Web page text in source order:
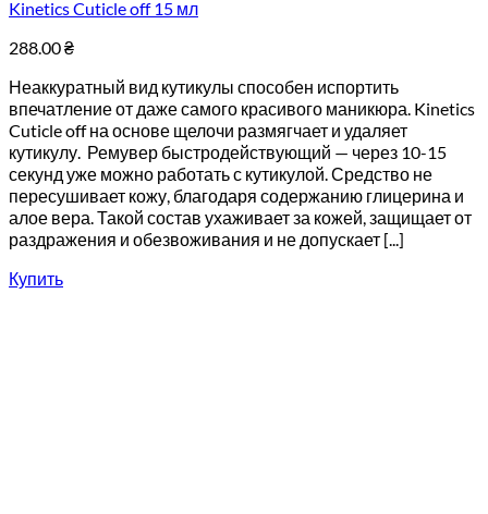
Kinetics Cuticle off 15 мл
288.00₴
Неаккуратный вид кутикулы способен испортить
впечатление от даже самого красивого маникюра. Kinetics
Cuticle off на основе щелочи размягчает и удаляет
кутикулу. Ремувер быстродействующий — через 10-15
секунд уже можно работать с кутикулой. Средство не
пересушивает кожу, благодаря содержанию глицерина и
алое вера. Такой состав ухаживает за кожей, защищает от
раздражения и обезвоживания и не допускает [...]
Купить